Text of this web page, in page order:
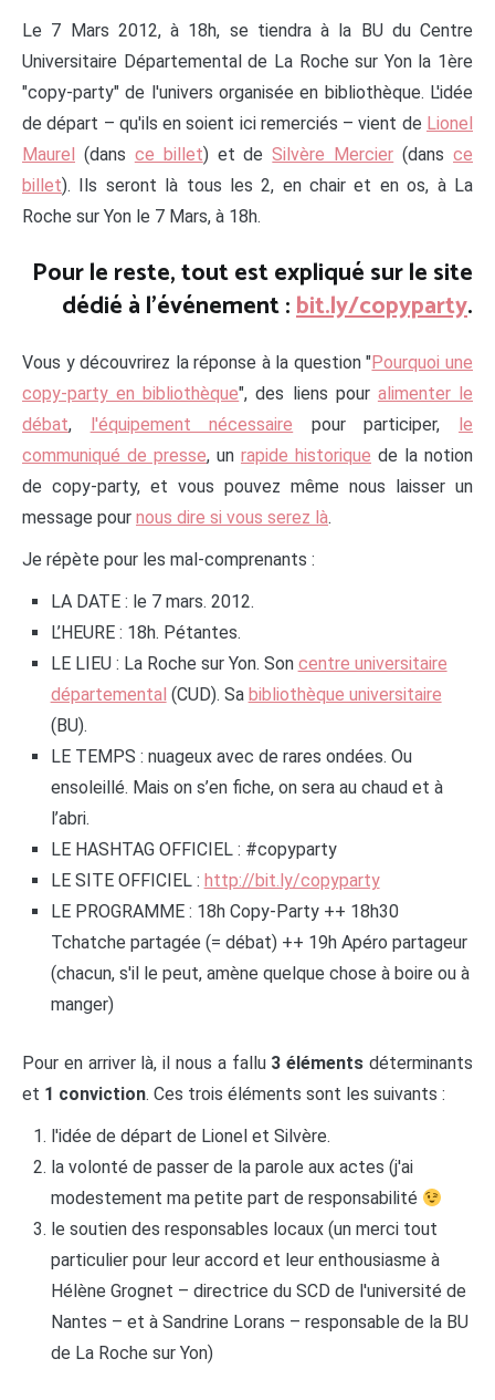
Le 7 Mars 2012, à 18h, se tiendra à la BU du Centre
Universitaire Départemental de La Roche sur Yon la 1ère
"copy-party" de l'univers organisée en bibliothèque. L'idée
de départ – qu'ils en soient ici remerciés – vient de Lionel
Maurel (dans ce billet) et deSilvère Mercier (dansce
billet). Ils seront là tous les 2, en chair et en os, à La
Roche sur Yon le 7 Mars, à 18h.
Pour le reste, tout est expliqué sur le site
dédié à l'événement :bit.ly/copyparty.
Vous y découvrirez la réponse à la question "Pourquoi une
copy-party en bibliothèque", des liens pour alimenter le
débat, l'équipement nécessaire pour participer, le
communiqué de presse, un rapide historique de la notion
de copy-party, et vous pouvez même nous laisser un
message pour nous dire si vous serez là.
Je répète pour les mal-comprenants :
LA DATE : le 7 mars. 2012.
L’HEURE : 18h. Pétantes.
LE LIEU : La Roche sur Yon. Son centre universitaire
départemental (CUD). Sa bibliothèque universitaire
(BU).
LE TEMPS : nuageux avec de rares ondées. Ou
ensoleillé. Mais on s’en fiche, on sera au chaud et à
l’abri.
LE HASHTAG OFFICIEL : #copyparty
LE SITE OFFICIEL : http://bit.ly/copyparty
LE PROGRAMME : 18h Copy-Party ++ 18h30
Tchatche partagée (= débat) ++ 19h Apéro partageur
(chacun, s'il le peut, amène quelque chose à boire ou à
manger)
Pour en arriver là, il nous a fallu 3 éléments déterminants
et 1 conviction. Ces trois éléments sont les suivants :
l'idée de départ de Lionel et Silvère.
la volonté de passer de la parole aux actes (j'ai
modestement ma petite part de responsabilité
le soutien des responsables locaux (un merci tout
particulier pour leur accord et leur enthousiasme à
Hélène Grognet – directrice du SCD de l'université de
Nantes – et à Sandrine Lorans – responsable de la BU
de La Roche sur Yon)